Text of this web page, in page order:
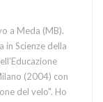
a Meda (MB).
in Scienze della
(2004) con
del velo". Ho